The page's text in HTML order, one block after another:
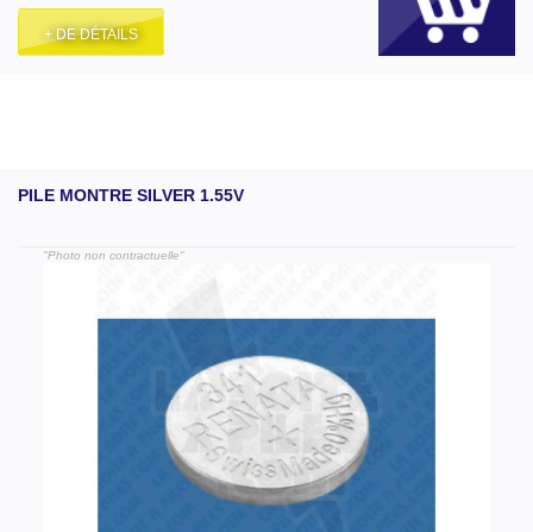
+ DE DÉTAILS
PILE MONTRE SILVER 1.55V
"Photo non contractuelle"